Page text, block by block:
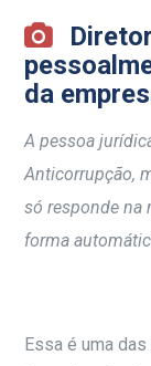
da
A pessoa
Anticorrupção,
só responde na
forma
Essa é uma